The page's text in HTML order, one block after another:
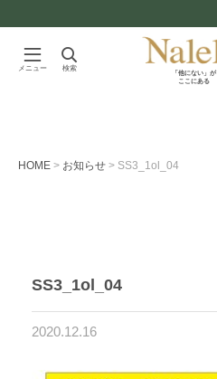
メニュー 検索
「他にない」が
ここにある
HOME お知らせ SS3_1ol_04
SS3_1ol_04
2020.12.16